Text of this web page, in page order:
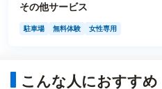
その他サービス
駐車場 無料体験 女性専用
こんな人におすすめ